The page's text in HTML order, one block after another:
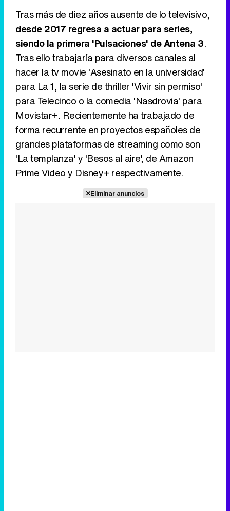
Tras más de diez años ausente de lo televisivo,
desde 2017 regresa a actuar para series,
siendo la primera 'Pulsaciones' de Antena 3.
Tras ello trabajaría para diversos canales al
hacer la tv movie 'Asesinato en la universidad'
para La 1, la serie de thriller 'Vivir sin permiso'
para Telecinco o la comedia 'Nasdrovia' para
Movistar+. Recientemente ha trabajado de
forma recurrente en proyectos españoles de
grandes plataformas de streaming como son
'La templanza' y 'Besos al aire', de Amazon
Prime Video y Disney+ respectivamente.
Eliminar anuncios